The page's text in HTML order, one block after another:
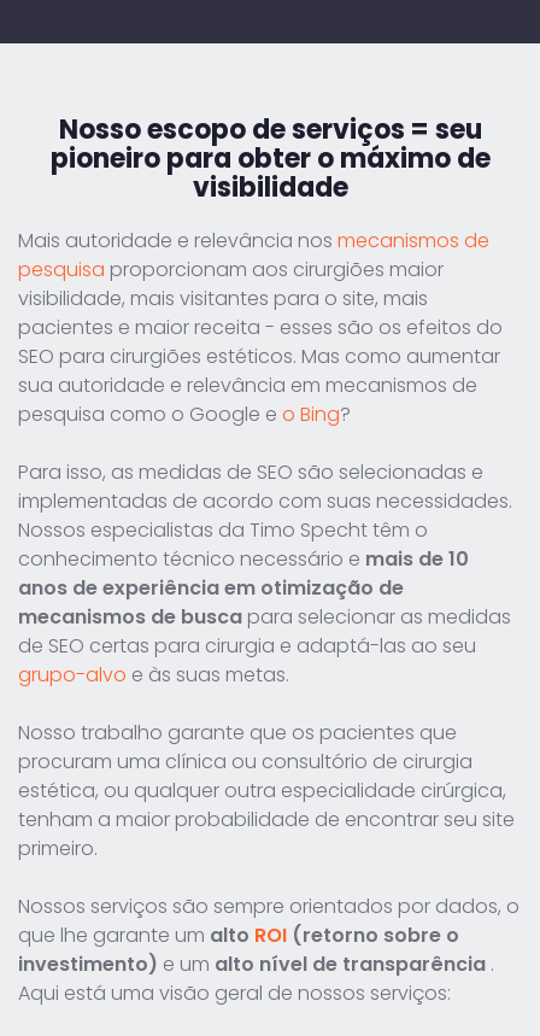
Nosso escopo de serviços = seu
pioneiro para obter o máximo de
visibilidade
Mais autoridade e relevância nos mecanismos de
pesquisa proporcionam aos cirurgiões maior
visibilidade, mais visitantes para o site, mais
pacientes e maior receita - esses são os efeitos do
SEO para cirurgiões estéticos. Mas como aumentar
sua autoridade e relevância em mecanismos de
pesquisa como o Google e o Bing?
Para isso, as medidas de SEO são selecionadas e
implementadas de acordo com suas necessidades.
Nossos especialistas da Timo Specht têm o
conhecimento técnico necessário e mais de 10
anos de experiência em otimização de
mecanismos de busca para selecionar as medidas
de SEO certas para cirurgia e adaptá-las ao seu
grupo-alvo e às suas metas.
Nosso trabalho garante que os pacientes que
procuram uma clínica ou consultório de cirurgia
estética, ou qualquer outra especialidade cirúrgica,
tenham a maior probabilidade de encontrar seu site
primeiro.
Nossos serviços são sempre orientados por dados, o
que lhe garante um alto ROI (retorno sobre o
investimento) e um alto nível de transparência .
Aqui está uma visão geral de nossos serviços: